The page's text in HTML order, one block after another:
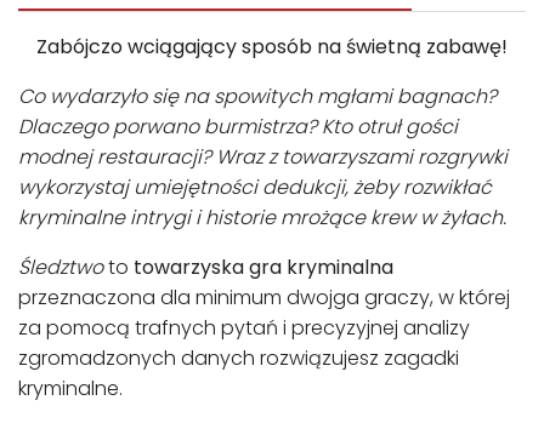
Zabójczo wciągający sposób na świetną zabawę!
Co wydarzyło się na spowitych mgłami bagnach?
Dlaczego porwano burmistrza? Kto otruł gości
modnej restauracji? Wraz z towarzyszami rozgrywki
wykorzystaj umiejętności dedukcji, żeby rozwikłać
kryminalne intrygi i historie mrożące krew w żyłach.
Śledztwoto towarzyska gra kryminalna
przeznaczona dla minimum dwojga graczy, w której
za pomocą trafnych pytań i precyzyjnej analizy
zgromadzonych danych rozwiązujesz zagadki
kryminalne.